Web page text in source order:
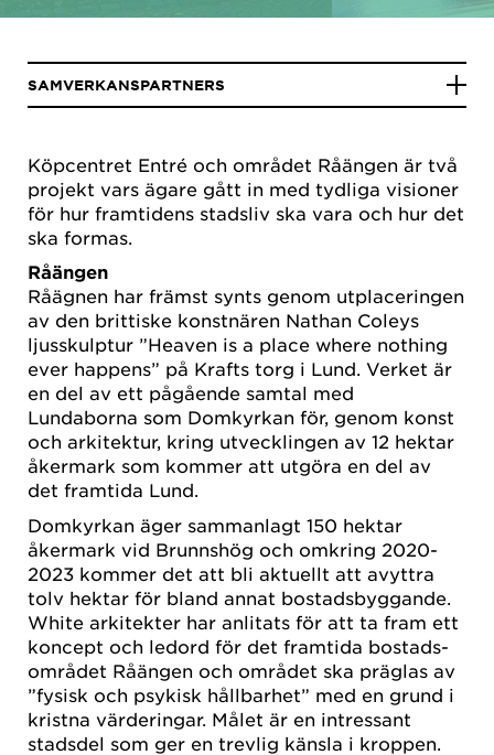
Köpcentret Entré och området Råängen är två
projekt vars ägare gått in med tydliga visioner
för hur framtidens stadsliv ska vara och hur det
ska formas.
Råängen
Råägnen har främst synts genom utplaceringen
av den brittiske konstnären Nathan Coleys
ljusskulptur ”Heaven is a place where nothing
ever happens” på Krafts torg i Lund. Verket är
en del av ett pågående samtal med
Lundaborna som Domkyrkan för, genom konst
och arkitektur, kring utvecklingen av 12 hektar
åkermark som kommer att utgöra en del av
det framtida Lund.
Domkyrkan äger sammanlagt 150 hektar
åkermark vid Brunnshög och omkring 2020-
2023 kommer det att bli aktuellt att avyttra
tolv hektar för bland annat bostadsbyggande.
White ar­ki­tekter har anlitats för att ta fram ett
kon­cept och led­ord för det fram­ti­da bo­stads­
om­rå­det Råängen och området ska präglas av
”fy­sisk och psy­kisk håll­bar­het” med en grund i
kristna vär­der­ingar. Målet är en intressant
stads­del som ger en trev­lig käns­la i kroppen.
SAMVERKANSPARTNERS